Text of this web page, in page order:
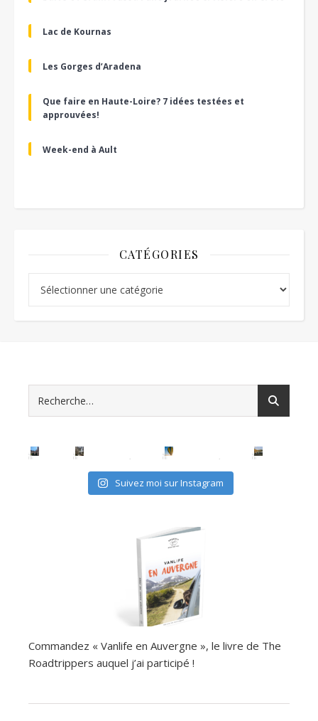
Lac de Kournas
Les Gorges d’Aradena
Que faire en Haute-Loire? 7 idées testées et
approuvées!
Week-end à Ault
CATÉGORIES
Suivez moi sur Instagram
Commandez « Vanlife en Auvergne », le livre de The
Roadtrippers auquel j’ai participé !